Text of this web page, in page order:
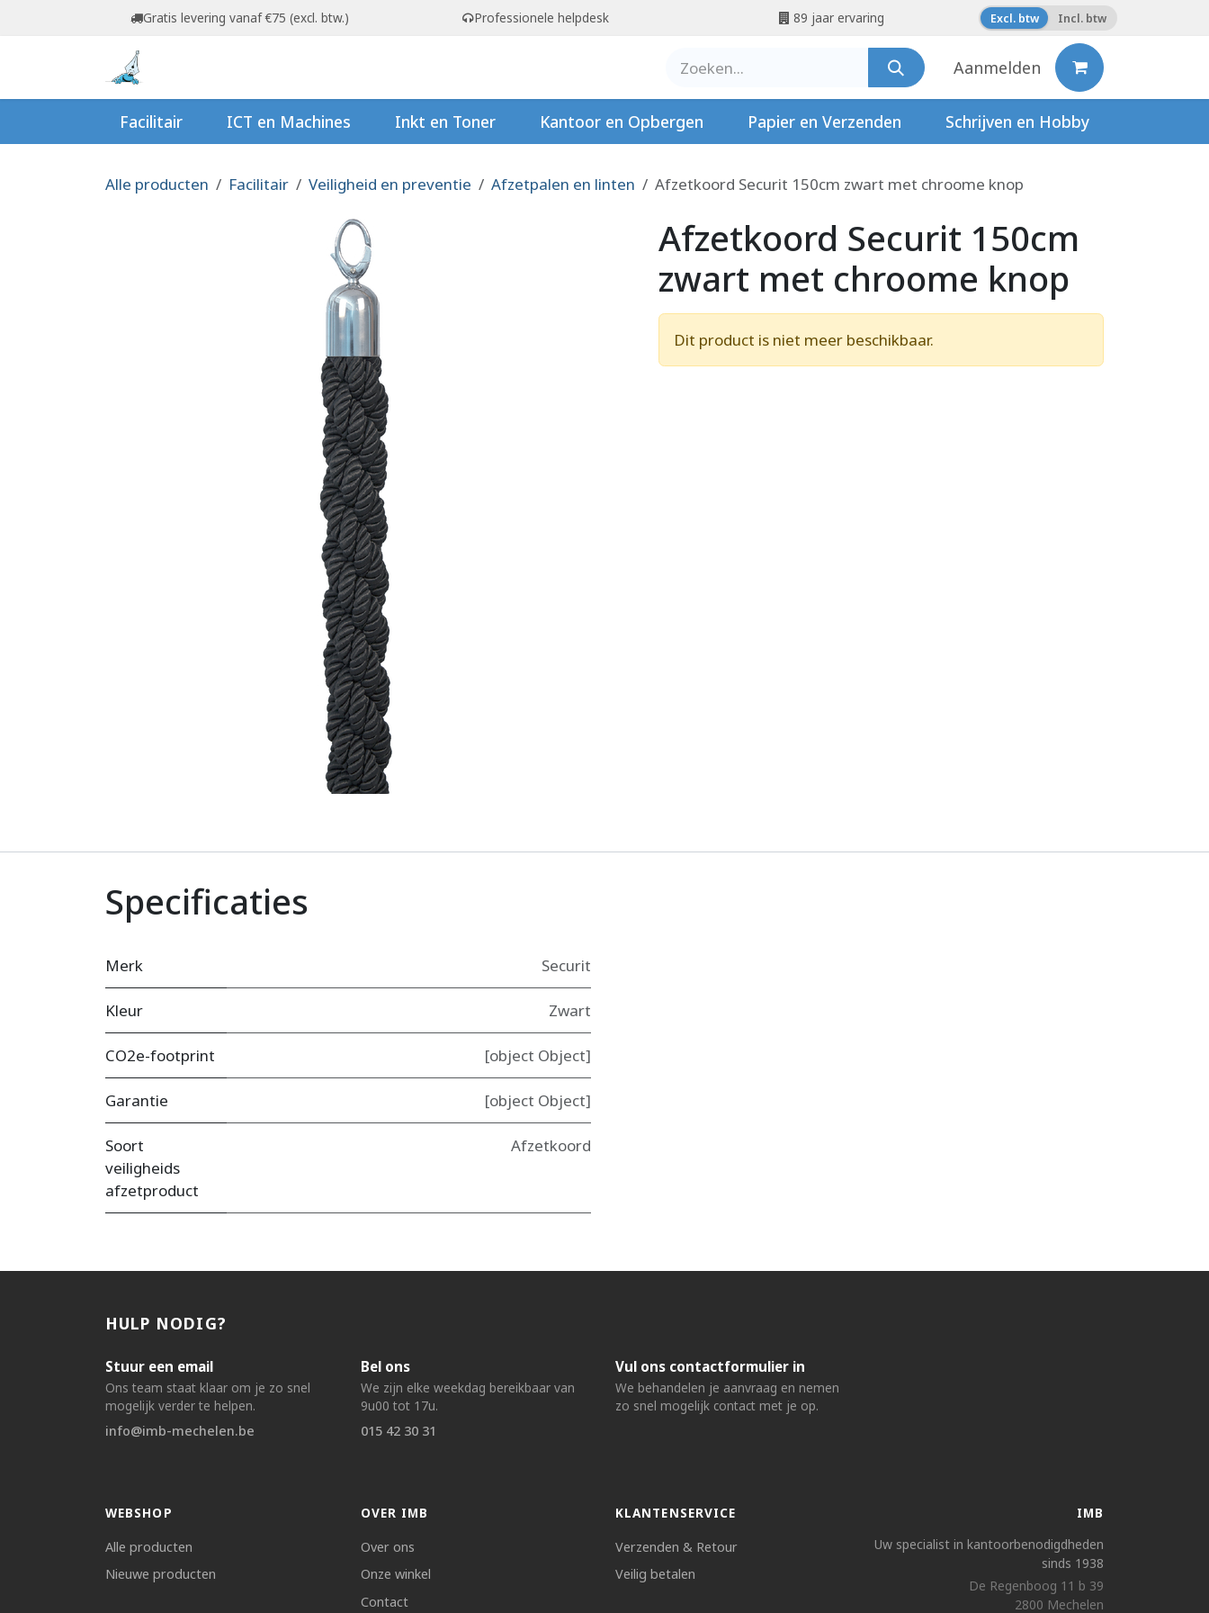
Overslaan naar inhoudGratis levering vanaf €75 (excl. btw.) Professionele helpdesk 89 jaar ervaring Excl. btw Incl. btw
Aanmelden
Facilitair ICT en Machines Inkt en Toner Kantoor en Opbergen Papier en Verzenden Schrijven en Hobby
Alle producten Facilitair Veiligheid en preventie Afzetpalen en linten Afzetkoord Securit 150cm zwart met chroome knop
Afzetkoord Securit 150cm
zwart met chroome knop
Dit product is niet meer beschikbaar.
Specificaties
Merk Securit
Kleur Zwart
CO2e-footprint [object Object]
Garantie [object Object]
Soort
veiligheids
afzetproduct
Afzetkoord
HULP NODIG?
Stuur een email
Ons team staat klaar om je zo snel
mogelijk verder te helpen.
info@imb-mechelen.be
Bel ons
We zijn elke weekdag bereikbaar van
9u00 tot 17u.
015 42 30 31
Vul ons contactformulier in
We behandelen je aanvraag en nemen
zo snel mogelijk contact met je op.
WEBSHOP
Alle producten
Nieuwe producten
OVER IMB
Over ons
Onze winkel
Contact
KLANTENSERVICE
Verzenden & Retour
Veilig betalen
IMB
Uw specialist in kantoorbenodigdheden
sinds 1938
De Regenboog 11 b 39
2800 Mechelen